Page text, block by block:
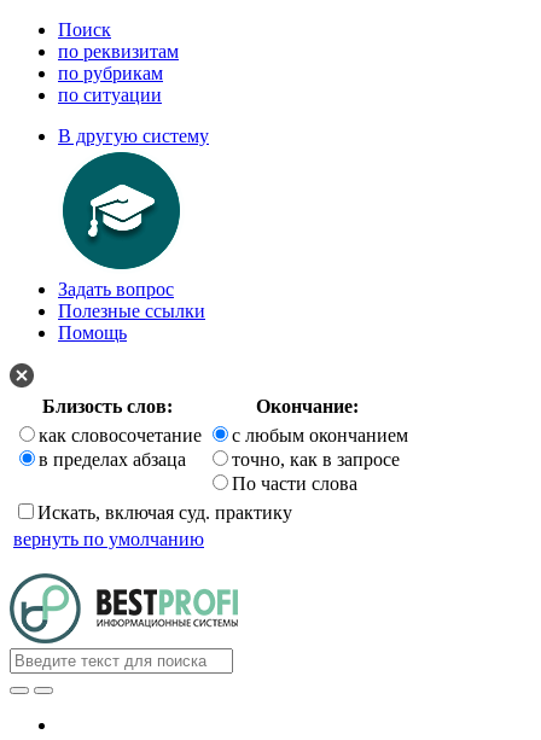
Поиск
по реквизитам
по рубрикам
по ситуации
В другую систему
Задать вопрос
Полезные ссылки
Помощь
Близость слов:
Окончание:
как словосочетание
в пределах абзаца
с любым окончанием
точно, как в запросе
По части слова
Искать, включая суд. практику
вернуть по умолчанию